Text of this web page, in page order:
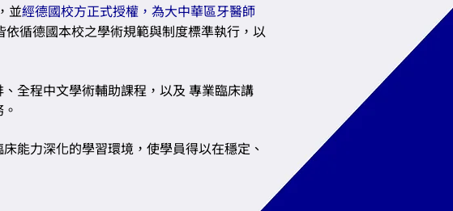
並經德國校方正式授權，為大中華區牙醫師
循德國本校之學術規範與制度標準執行，以
全程中文學術輔助課程，以及 專業臨床講
能力深化的學習環境，使學員得以在穩定、